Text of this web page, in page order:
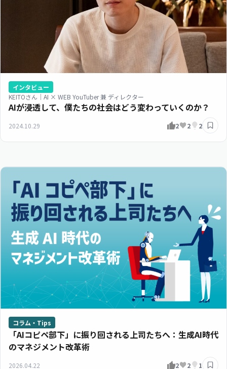
インタビュー
KEITOさん｜AI × WEB YouTuber 兼 ディレクター
AIが浸透して、僕たちの社会はどう変わっていくのか？
2024.10.29 2 2 2
コラム・Tips
「AIコピペ部下」に振り回される上司たちへ：生成AI時代
のマネジメント改革術
2026.04.22 2 2 1